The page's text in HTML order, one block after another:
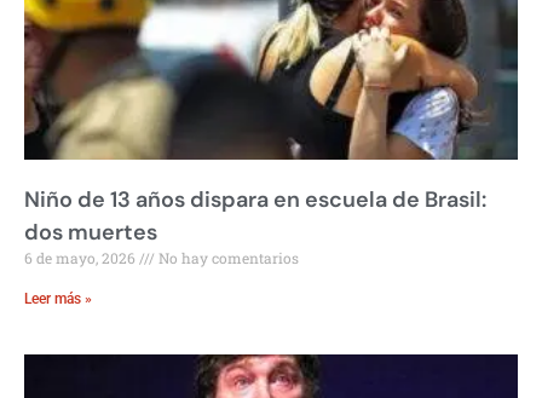
Niño de 13 años dispara en escuela de Brasil:
dos muertes
6 de mayo, 2026 No hay comentarios
Leer más »